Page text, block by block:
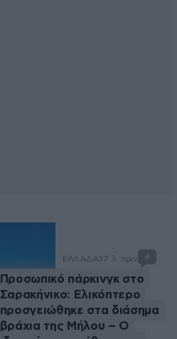
ΕΛΛΑΔΑ37 λ. πριν 4
Προσωπικό πάρκινγκ στο
Σαρακήνικο: Ελικόπτερο
προσγειώθηκε στα διάσημα
βράχια της Μήλου – Ο